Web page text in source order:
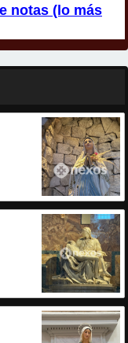
notas (lo más